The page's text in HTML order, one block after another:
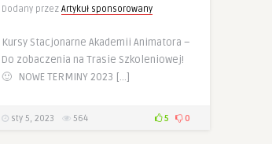
Dodany przez Artykuł sponsorowany
Kursy Stacjonarne Akademii Animatora –
Do zobaczenia na Trasie Szkoleniowej!
🙂 NOWE TERMINY 2023 […]
sty 5, 2023 564 5 0